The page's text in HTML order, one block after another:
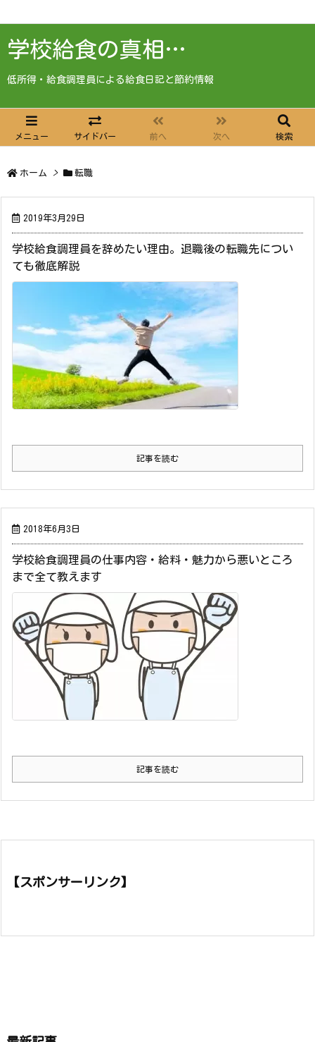
学校給食の真相…
低所得・給食調理員による給食日記と節約情報
メニュー サイドバー 前へ 次へ 検索
ホーム > 転職
2019年3月29日
学校給食調理員を辞めたい理由。退職後の転職先につい
ても徹底解説
記事を読む
2018年6月3日
学校給食調理員の仕事内容・給料・魅力から悪いところ
まで全て教えます
記事を読む
【スポンサーリンク】